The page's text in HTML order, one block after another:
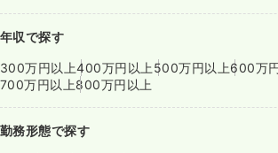
年収で探す
300万円以上400万円以上 500万円以上600万
700万円以上800万円以上
勤務形態で探す